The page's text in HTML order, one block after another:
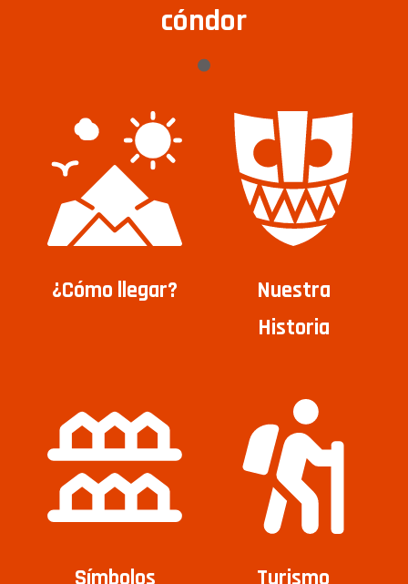
cóndor
¿Cómo llegar?
Nuestra
Historia
Símbolos
Turismo